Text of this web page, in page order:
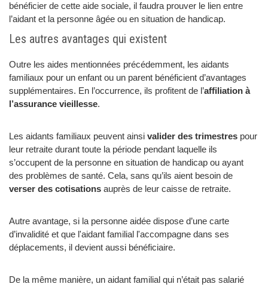
bénéficier de cette aide sociale, il faudra prouver le lien entre
l’aidant et la personne âgée ou en situation de handicap.
Les autres avantages qui existent
Outre les aides mentionnées précédemment, les aidants
familiaux pour un enfant ou un parent bénéficient d’avantages
supplémentaires. En l’occurrence, ils profitent de l’affiliation à
l’assurance vieillesse.
Les aidants familiaux peuvent ainsi valider des trimestres pour
leur retraite durant toute la période pendant laquelle ils
s’occupent de la personne en situation de handicap ou ayant
des problèmes de santé. Cela, sans qu’ils aient besoin de
verser des cotisations auprès de leur caisse de retraite.
Autre avantage, si la personne aidée dispose d’une carte
d’invalidité et que l'aidant familial l'accompagne dans ses
déplacements, il devient aussi bénéficiaire.
De la même manière, un aidant familial qui n’était pas salarié